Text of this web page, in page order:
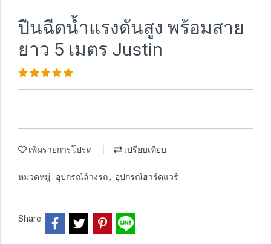
ปืนฉีดน้ำแรงดันสูง พร้อมสาย
ยาว 5 เมตร Justin
เพิ่มรายการโปรด เปรียบเทียบ
หมวดหมู่ : อุปกรณ์ล้างรถ, อุปกรณ์ฮาร์ดแวร์
Share